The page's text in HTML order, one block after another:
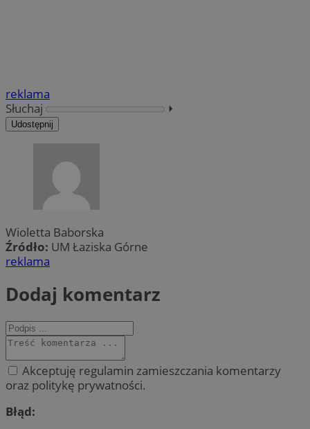
reklama
Słuchaj
⏵︎
Udostępnij
Wioletta Baborska
Źródło: UM Łaziska Górne
reklama
Dodaj komentarz
Akceptuję regulamin zamieszczania komentarzy
oraz politykę prywatności.
Błąd: